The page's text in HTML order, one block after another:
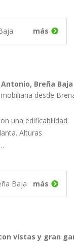
más
Breña Baja
desde
una edificabilidad
Alturas
Baja más
vistas y gran